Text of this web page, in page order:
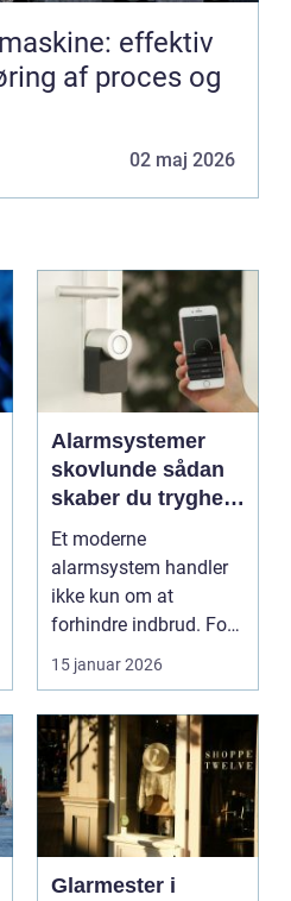
effektiv
af proces og
02 maj 2026
Alarmsystemer
skovlunde sådan
skaber du tryghed
i hverdagen
Et moderne
alarmsystem handler
ikke kun om at
forhindre indbrud. For
mange familier og
virksomheder ...
15 januar 2026
Glarmester i